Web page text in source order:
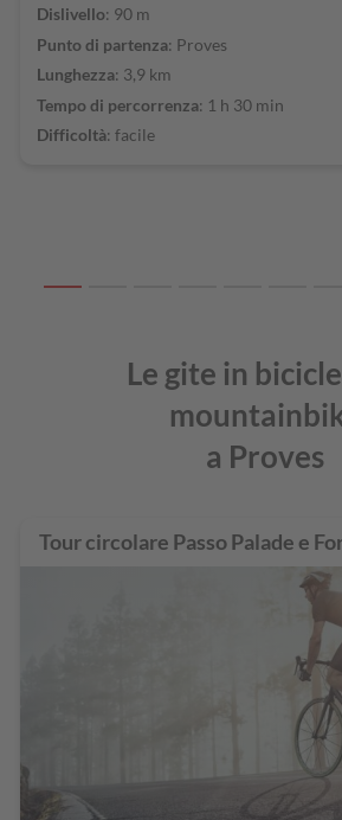
Dislivello: 90 m
Punto di partenza: Proves
Lunghezza: 3,9 km
Tempo di percorrenza: 1 h 30 min
Difficoltà: facile
Le gite in
a Proves
Tour circolare Passo Palade e